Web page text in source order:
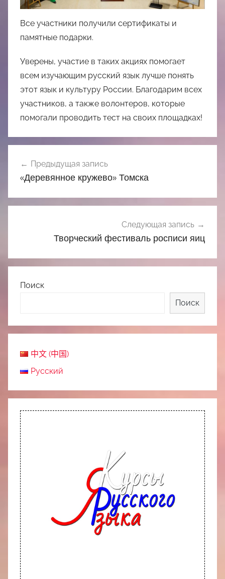
Все участники получили сертификаты и
памятные подарки.
Уверены, участие в таких акциях помогает
всем изучающим русский язык лучше понять
этот язык и культуру России. Благодарим всех
участников, а также волонтеров, которые
помогали проводить тест на своих площадках!
по
Предыдущая запись
«Деревянное кружево» Томска
Следующая запись
Творческий фестиваль росписи яиц
Поиск
Поиск
中文 (中国)
Русский